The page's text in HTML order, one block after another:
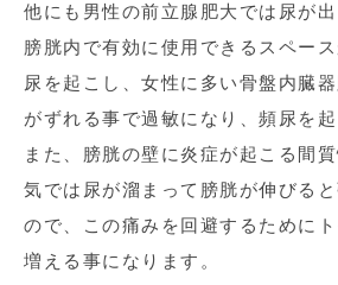
他にも男性の前立腺肥大では尿が出
膀胱内で有効に使用できるスペー
尿を起こし、女性に多い骨盤内臓
がずれる事で過敏になり、頻尿を起
また、膀胱の壁に炎症が起こる間
気では尿が溜まって膀胱が伸びる
ので、この痛みを回避するために
増える事になります。